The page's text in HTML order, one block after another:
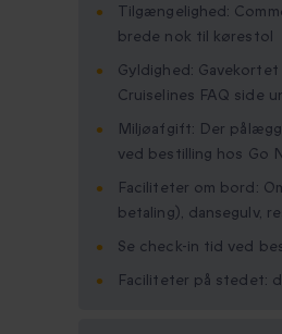
Tilgængelighed:
brede nok til kørestol
Gyldighed:
Cruiselines FAQ side
Miljøafgift: Der
ved bestilling hos Go
Faciliteter om bord:
betaling), dansegulv,
Se check-in tid ved
Faciliteter på stedet: